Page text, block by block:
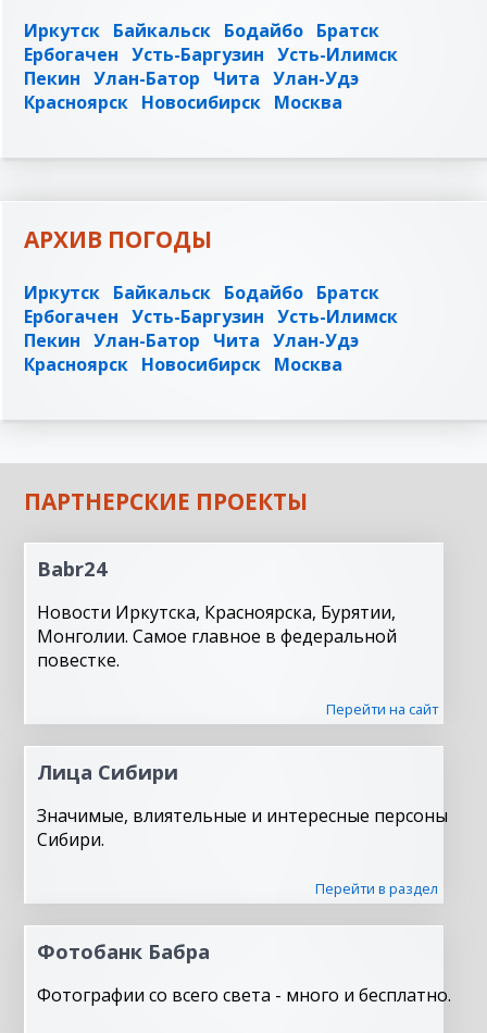
Иркутск Байкальск Бодайбо Братск
Ербогачен Усть-Баргузин Усть-Илимск
Пекин Улан-Батор Чита Улан-Удэ
Красноярск Новосибирск Москва
АРХИВ ПОГОДЫ
Иркутск Байкальск Бодайбо Братск
Ербогачен Усть-Баргузин Усть-Илимск
Пекин Улан-Батор Чита Улан-Удэ
Красноярск Новосибирск Москва
ПАРТНЕРСКИЕ ПРОЕКТЫ
Babr24
Новости Иркутска, Красноярска, Бурятии,
Монголии. Самое главное в федеральной
повестке.
Перейти на сайт
Лица Сибири
Значимые, влиятельные и интересные персоны
Сибири.
Перейти в раздел
Фотобанк Бабра
Фотографии со всего света - много и бесплатно.